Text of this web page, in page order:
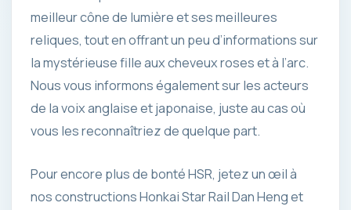
meilleur cône de lumière et ses meilleures
reliques, tout en offrant un peu d’informations sur
la mystérieuse fille aux cheveux roses et à l’arc.
Nous vous informons également sur les acteurs
de la voix anglaise et japonaise, juste au cas où
vous les reconnaîtriez de quelque part.
Pour encore plus de bonté HSR, jetez un œil à
nos constructions Honkai Star Rail Dan Heng et